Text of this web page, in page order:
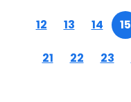
12 13 14 15
21 22 23